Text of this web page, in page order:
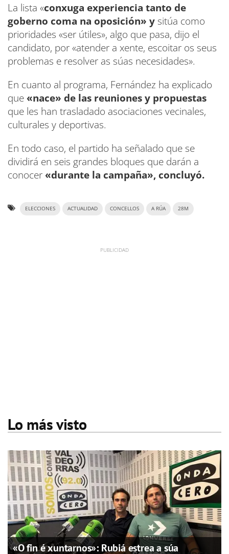
La lista «conxuga experiencia tanto de
goberno coma na oposición» y sitúa como
prioridades «ser útiles», algo que pasa, dijo el
candidato, por «atender a xente, escoitar os seus
problemas e resolver as súas necesidades».
En cuanto al programa, Fernández ha explicado
que«nace» de las reuniones y propuestas
que les han trasladado asociaciones vecinales,
culturales y deportivas.
En todo caso, el partido ha señalado que se
dividirá en seis grandes bloques que darán a
conocer«durante la campaña», concluyó.
ELECCIONES ACTUALIDAD CONCELLOS A RÚA 28M
Lo más visto
«O fin é xuntarnos»: Rubiá estrea a súa